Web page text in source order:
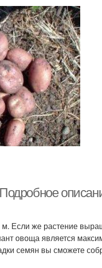
м. Если же растение
овоща является
семян вы сможете